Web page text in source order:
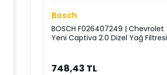
Bosch
BOSCH F026407249 | Chevrolet
Yeni Captiva 2.0 Dizel Yağ Filtresi
748,43 TL